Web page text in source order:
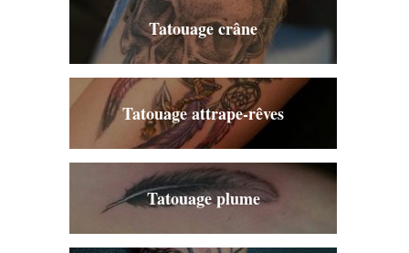
Tatouage crâne
Tatouage attrape-rêves
Tatouage plume